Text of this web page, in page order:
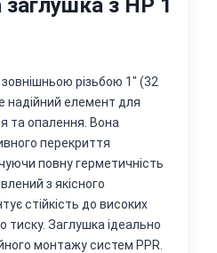
заглушка з НР 1
різьбою 1" (32
надійний елемент для
та опалення. Вона
перекриття
повну герметичність
з якісного
стійкість до високих
тиску. Заглушка ідеально
монтажу систем PPR.